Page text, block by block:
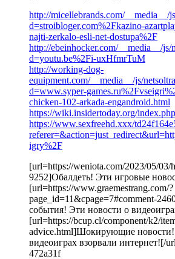
http://micellebrands.com/__media__/
d=stroibloger.com%2Fkazino-
najti-zerkalo-esli-net-dostupa%2F
http://ebeinhocker.com/__media__/js/
d=youtu.be%2Fi-uxHfmrTuM
http://working-dog-
equipment.com/__media__/js/
d=www.syper-
chicken-102-arkada-engandroid.html
https://wiki.insidertoday.org/
https://www.sexfreehd.xxx/
igry%2F
[url=https://weniota.com/2023/05/
9252]Обалдеть! Эти игровые
[url=https://www.graemestrang.com/?
page_id=11&cpage=7#comment-
события! Эти новости о
[url=https://bcup.cl/component/k2/
advice.html]Шокирующие
видеоиграх взорвали интернет![/
472a31f